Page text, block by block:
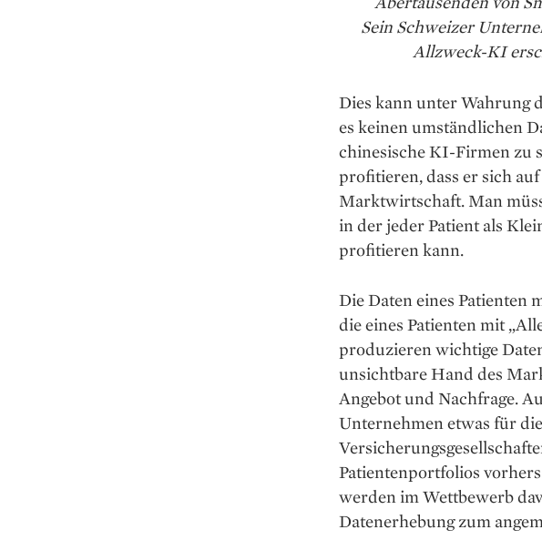
Sein Schweizer
Allzweck-KI
Dies kann unter Wahrung
es keinen umständlichen
chinesische KI-Firmen zu
profitieren, dass er sich
Marktwirtschaft. Man
in der jeder Patient als
profitieren kann.
Die Daten eines Patienten
die eines Patienten mit
produzieren wichtige
unsichtbare Hand des
Angebot und Nachfrage.
Unternehmen etwas für
Patientenportfolios
werden im Wettbewerb
Daten­erhebung zum